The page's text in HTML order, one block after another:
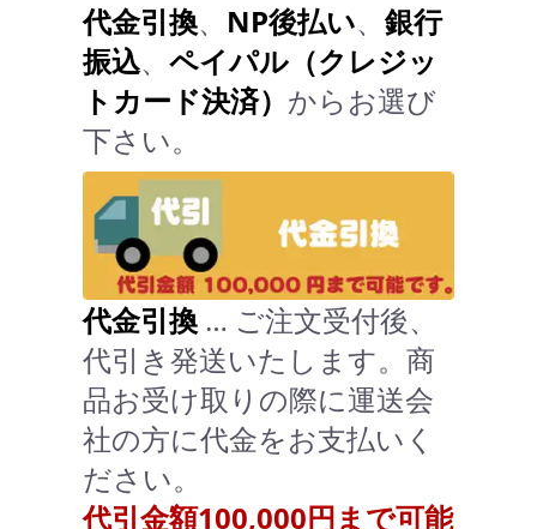
代金引換、 NP後払い、 銀行
振込、 ペイパル（クレジッ
トカード決済） からお選び
下さい。
代金引換 … ご注文受付後、
代引き発送いたします。商
品お受け取りの際に運送会
社の方に代金をお支払いく
ださい。
代引金額100,000円まで可能